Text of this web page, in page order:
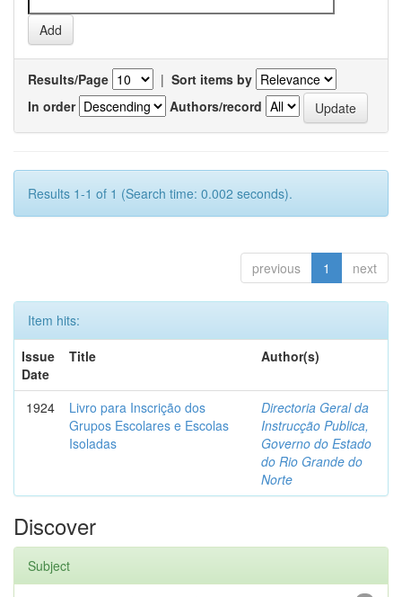
Results/Page | Sort items by
In order
Authors/record
Results 1-1 of 1 (Search time: 0.002 seconds).
previous 1 next
Item hits:
Issue
Date
Title Author(s)
1924
Livro para Inscrição dos
Grupos Escolares e Escolas
Isoladas
Directoria Geral da
Instrucção Publica,
Governo do Estado
do Rio Grande do
Norte
Discover
Subject